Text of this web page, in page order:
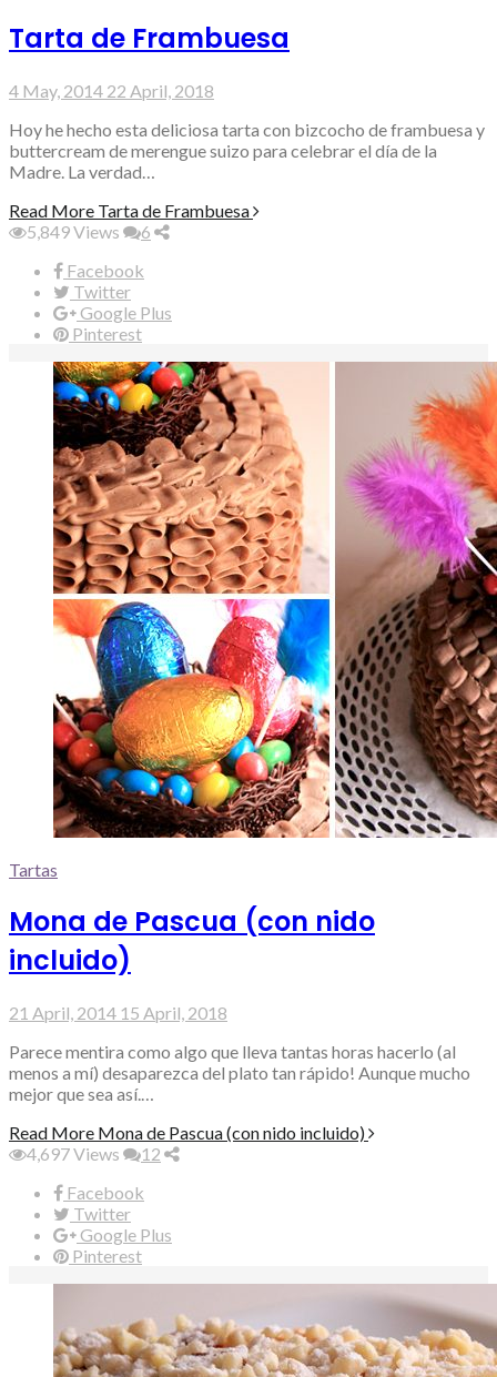
Tarta de Frambuesa
4 May, 2014 22 April, 2018
Hoy he hecho esta deliciosa tarta con bizcocho de frambuesa y
buttercream de merengue suizo para celebrar el día de la
Madre. La verdad…
Read More Tarta de Frambuesa
5,849Views
6
Facebook
Twitter
Google Plus
Pinterest
Tartas
Mona de Pascua (con nido
incluido)
21 April, 2014 15 April, 2018
Parece mentira como algo que lleva tantas horas hacerlo (al
menos a mí) desaparezca del plato tan rápido! Aunque mucho
mejor que sea así.…
Read More Mona de Pascua (con nido incluido)
4,697Views
12
Facebook
Twitter
Google Plus
Pinterest